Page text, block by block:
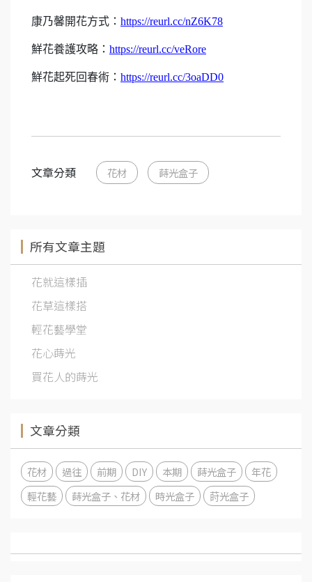
康乃馨開花方式： https://reurl.cc/nZ6K78
鮮花養護攻略： https://reurl.cc/veRore
鮮花起死回春術： https://reurl.cc/3oaDD0
文章分類 花材 蒔光盒子
所有文章主題
花就這樣插
花草這樣搭
輕花藝學堂
花心蒔光
買花人的蒔光
文章分類
花材 過往 前期 DIY 本期 蒔光盒子
年花
輕花藝
蒔光盒子、花材 時光盒子 莳光盒子